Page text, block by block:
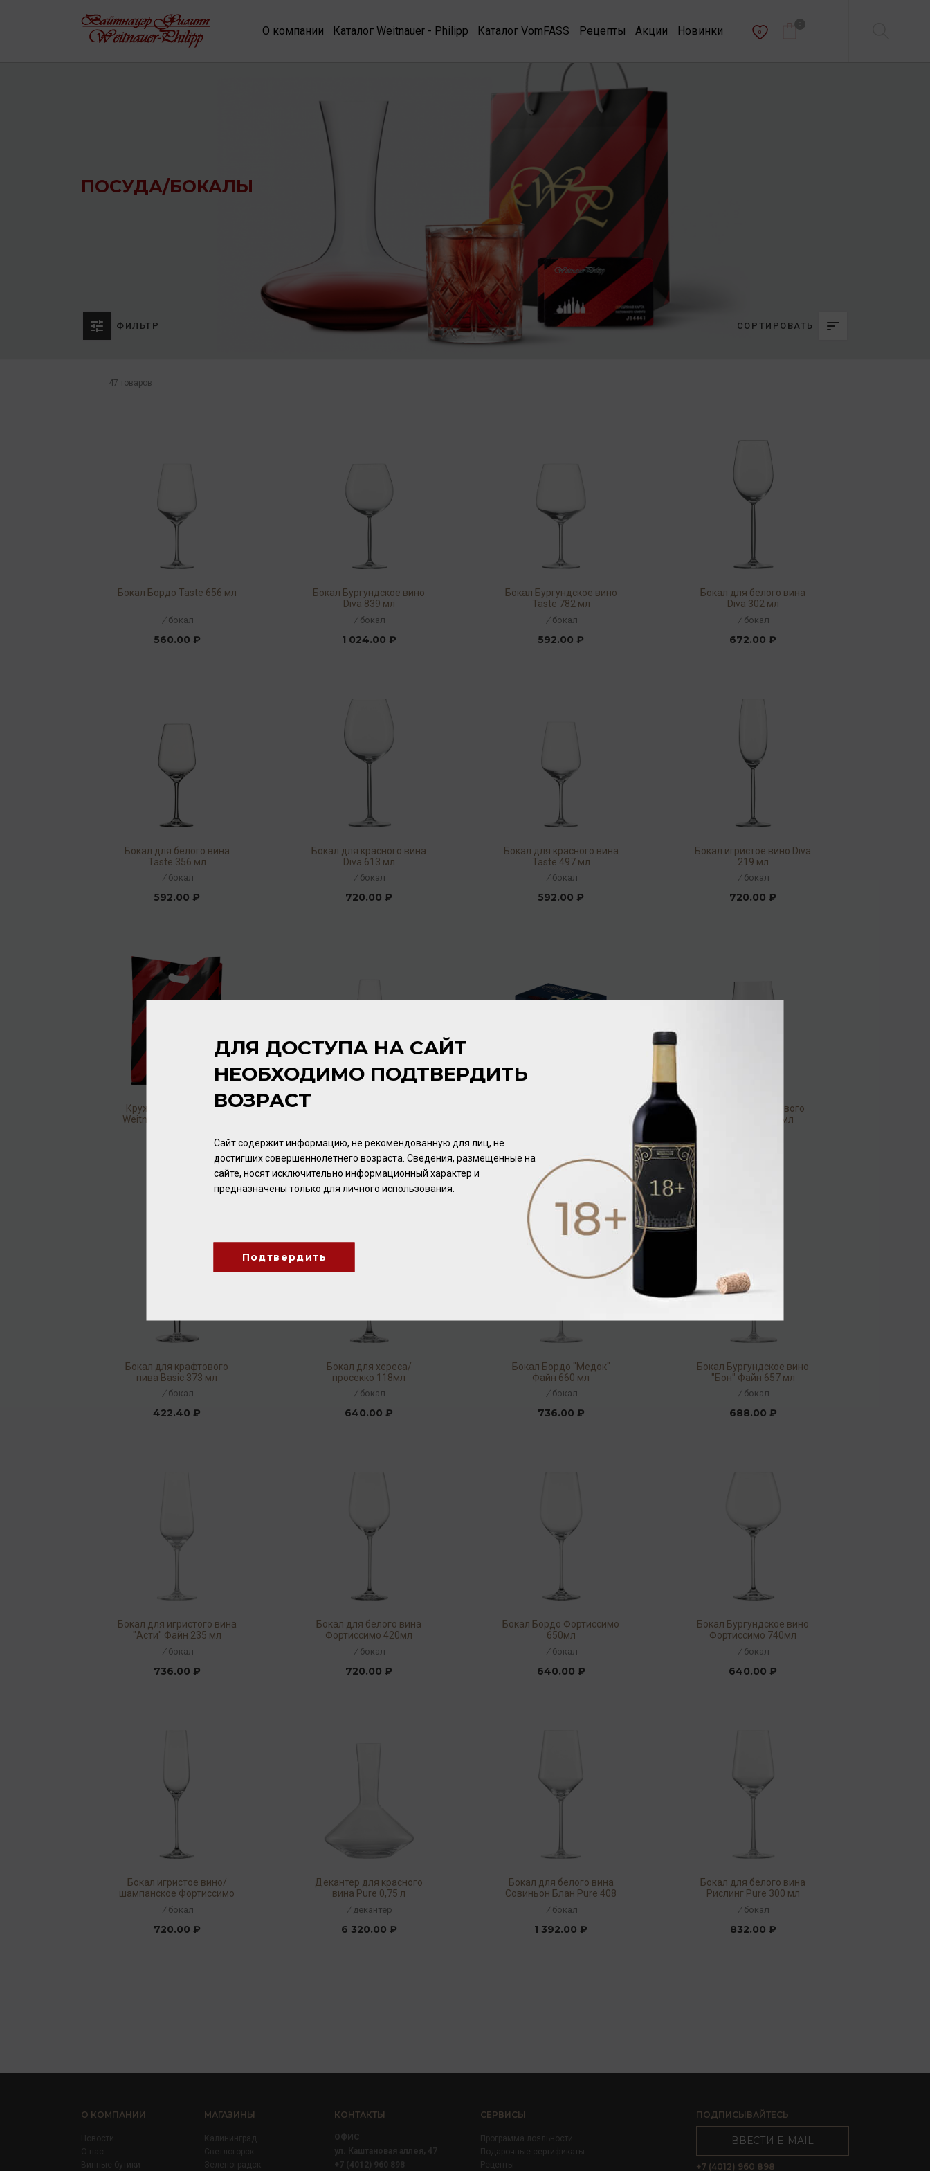
О компании Каталог Weitnauer - Philipp Каталог VomFASS Рецепты Акции Новинки 0
ПОСУДА/БОКАЛЫ
ФИЛЬТР СОРТИРОВАТЬ
47 товаров
Бокал Бордо Taste 656 мл
/ бокал
560.00 ₽
Бокал Бургундское вино
Diva 839 мл
/ бокал
1 024.00 ₽
Бокал Бургундское вино
Taste 782 мл
/ бокал
592.00 ₽
Бокал для белого вина
Diva 302 мл
/ бокал
672.00 ₽
Бокал для белого вина
Taste 356 мл
/ бокал
592.00 ₽
Бокал для красного вина
Diva 613 мл
/ бокал
720.00 ₽
Бокал для красного вина
Taste 497 мл
/ бокал
592.00 ₽
Бокал игристое вино Diva
219 мл
/ бокал
720.00 ₽
Кружка керамическая
Weitnauer-Philipp 300мл
592.00 ₽ 2 256.00 ₽
Бокал для крафтового
пива Basic 300 мл
Бокал для крафтового
пива Basic 373 мл
/ бокал
422.40 ₽
Бокал для хереса/
просекко 118мл
/ бокал
640.00 ₽
Бокал Бордо "Медок"
Файн 660 мл
/ бокал
736.00 ₽
Бокал Бургундское вино
"Бон" Файн 657 мл
/ бокал
688.00 ₽
Бокал для игристого вина
"Асти" Файн 235 мл
/ бокал
736.00 ₽
Бокал для белого вина
Фортиссимо 420мл
/ бокал
720.00 ₽
Бокал Бордо Фортиссимо
650мл
/ бокал
640.00 ₽
Бокал Бургундское вино
Фортиссимо 740мл
/ бокал
640.00 ₽
Бокал игристое вино/
шампанское Фортиссимо
240мл
/ бокал
720.00 ₽
Декантер для красного
вина Pure 0,75 л
/ декантер
6 320.00 ₽
Бокал для белого вина
Совиньон Блан Pure 408
мл
/ бокал
1 392.00 ₽
Бокал для белого вина
Рислинг Pure 300 мл
/ бокал
832.00 ₽
О КОМПАНИИ
Новости
О нас
Винные бутики
МАГАЗИНЫ
Калининград
Светлогорск
Зеленоградск
КОНТАКТЫ
ОФИС
ул. Каштановая аллея, 47
+7 (4012) 960 898
СЕРВИСЫ
Программа лояльности
Подарочные сертификаты
Рецепты
ПОДПИСЫВАЙТЕСЬ
ВВЕСТИ E-MAIL
+7 (4012) 960 898
ДЛЯ ДОСТУПА НА САЙТ
НЕОБХОДИМО ПОДТВЕРДИТЬ
ВОЗРАСТ
Сайт содержит информацию, не рекомендованную для лиц, не
достигших совершеннолетнего возраста. Сведения, размещенные на
сайте, носят исключительно информационный характер и
предназначены только для личного использования.
Подтвердить